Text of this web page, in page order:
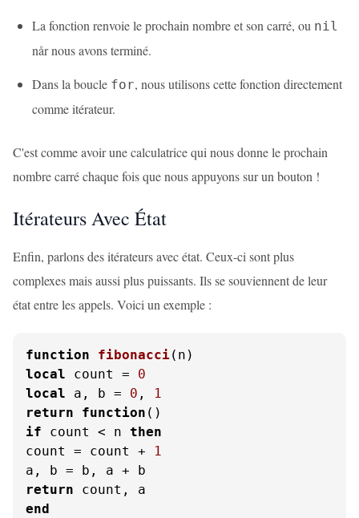
La fonction renvoie le prochain nombre et son carré, ou nil
når nous avons terminé.
Dans la boucle for, nous utilisons cette fonction directement
comme itérateur.
C'est comme avoir une calculatrice qui nous donne le prochain
nombre carré chaque fois que nous appuyons sur un bouton !
Itérateurs Avec État
Enfin, parlons des itérateurs avec état. Ceux-ci sont plus
complexes mais aussi plus puissants. Ils se souviennent de leur
état entre les appels. Voici un exemple :
function fibonacci(n)
local count = 0
local a, b = 0 ,
1
return
function ()
if count < n then
count = count +
1
return
end